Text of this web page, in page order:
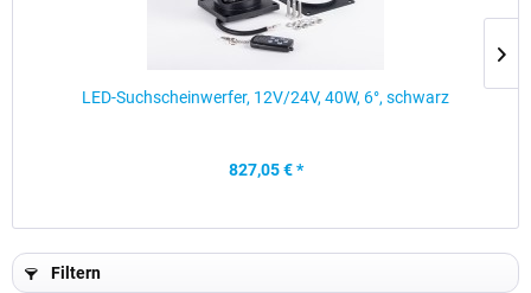
LED-Suchscheinwerfer, 12V/24V, 40W, 6°, schwarz
827,05 € *
Filtern